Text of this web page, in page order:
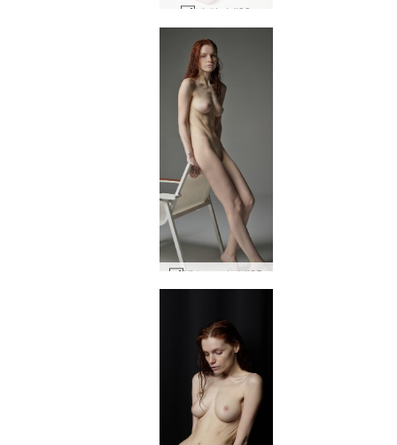
뷔 밀키 #33
Vi 누드 사진 #25